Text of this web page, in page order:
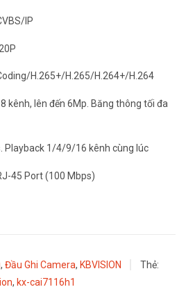
IP
H.265+/H.265/H.264+/H.264
kênh, lên đến 6Mp. Băng thông tối đa
Playback 1/4/9/16 kênh cùng lúc
45 Port (100 Mbps)
, Đầu Ghi Camera, KBVISION
Thẻ:
, kx-cai7116h1